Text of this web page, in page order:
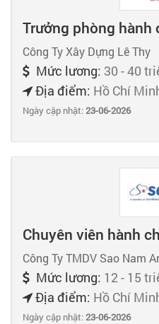
Trưởng phòng hành
Công Ty Xây Dựng Lê Thy
Mức lương: 30 - 40
Địa điểm: Hồ Chí
Ngày cập nhật:23-06-2026
Chuyên viên hành
Công Ty TMDV Sao Nam
Mức lương: 12 - 15
Địa điểm: Hồ Chí
Ngày cập nhật:23-06-2026